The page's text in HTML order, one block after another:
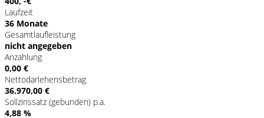
Laufzeit
36 Monate
Gesamtlaufleistung
nicht angegeben
Anzahlung
0,00 €
Nettodarlehensbetrag
36.970,00 €
Sollzinssatz (gebunden) p.a.
4,88 %